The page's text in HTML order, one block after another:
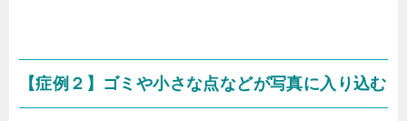
【症例２】ゴミや小さな点などが写真に入り込む